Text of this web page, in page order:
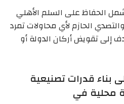
الحفاظ على السلم الأهلي
الحازم لأي محاولات تمرد
إلى تقويض أركان الدولة أو
بناء قدرات تصنيعية
محلية في